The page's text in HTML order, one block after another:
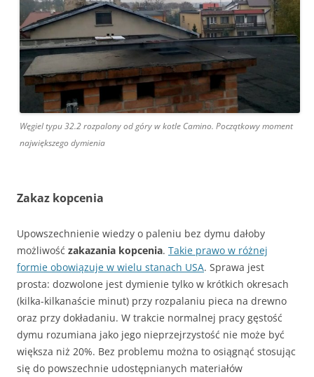
Węgiel typu 32.2 rozpalony od góry w kotle Camino. Początkowy moment
największego dymienia
Zakaz kopcenia
Upowszechnienie wiedzy o paleniu bez dymu dałoby
możliwość zakazania kopcenia. Takie prawo w różnej
formie obowiązuje w wielu stanach USA. Sprawa jest
prosta: dozwolone jest dymienie tylko w krótkich okresach
(kilka-kilkanaście minut) przy rozpalaniu pieca na drewno
oraz przy dokładaniu. W trakcie normalnej pracy gęstość
dymu rozumiana jako jego nieprzejrzystość nie może być
większa niż 20%. Bez problemu można to osiągnąć stosując
się do powszechnie udostępnianych materiałów